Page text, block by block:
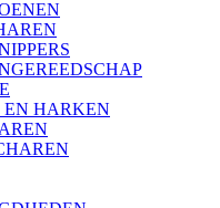
EN HARKEN